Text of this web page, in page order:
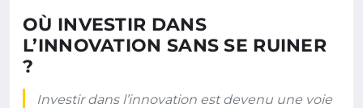
OÙ INVESTIR DANS
L’INNOVATION SANS SE RUINER
?
Investir dans l’innovation est devenu une voie